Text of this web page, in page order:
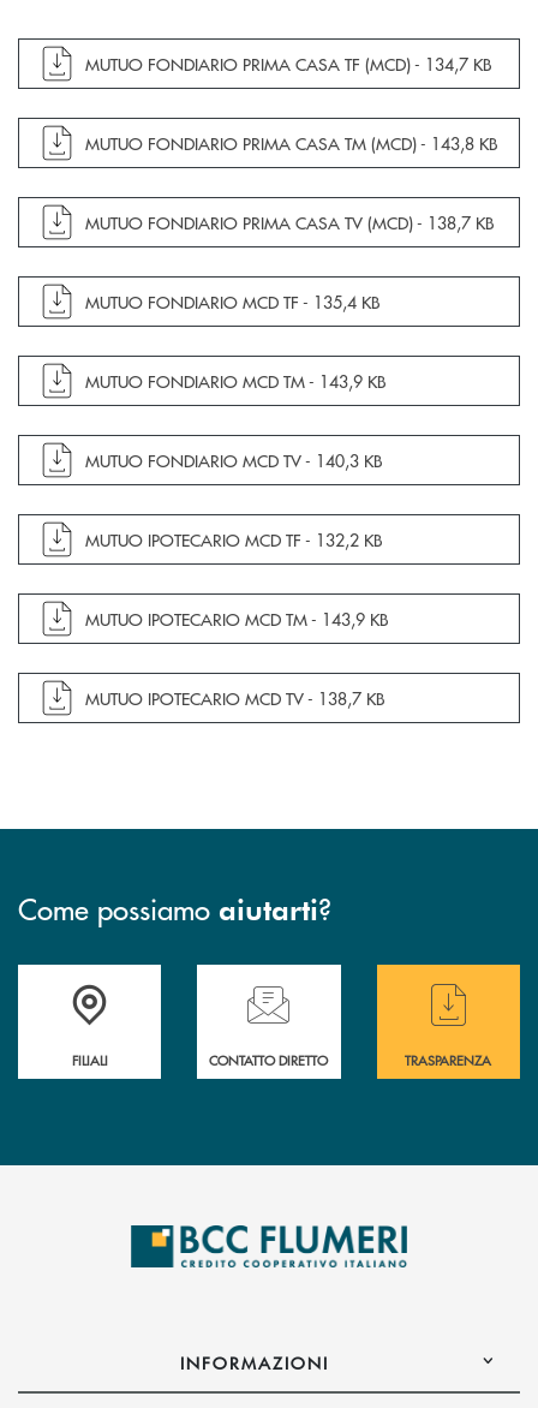
apre documento in una nuova finestra
MUTUO FONDIARIO PRIMA CASA TF (MCD) - 134,7 KB
apre documento in una nuova finestra
MUTUO FONDIARIO PRIMA CASA TM (MCD) - 143,8 KB
apre documento in una nuova finestra
MUTUO FONDIARIO PRIMA CASA TV (MCD) - 138,7 KB
apre documento in una nuova finestra
MUTUO FONDIARIO MCD TF - 135,4 KB
apre documento in una nuova finestra
MUTUO FONDIARIO MCD TM - 143,9 KB
apre documento in una nuova finestra
MUTUO FONDIARIO MCD TV - 140,3 KB
apre documento in una nuova finestra
MUTUO IPOTECARIO MCD TF - 132,2 KB
apre documento in una nuova finestra
MUTUO IPOTECARIO MCD TM - 143,9 KB
apre documento in una nuova finestra
MUTUO IPOTECARIO MCD TV - 138,7 KB
Come possiamo aiutarti?
Trova la filiale più vicina a te
FILIALI
Hai bisogno di assistenza immediata ?
CONTATTO DIRETTO
Hai bisogno di
TRASPARENZA
INFORMAZIONI